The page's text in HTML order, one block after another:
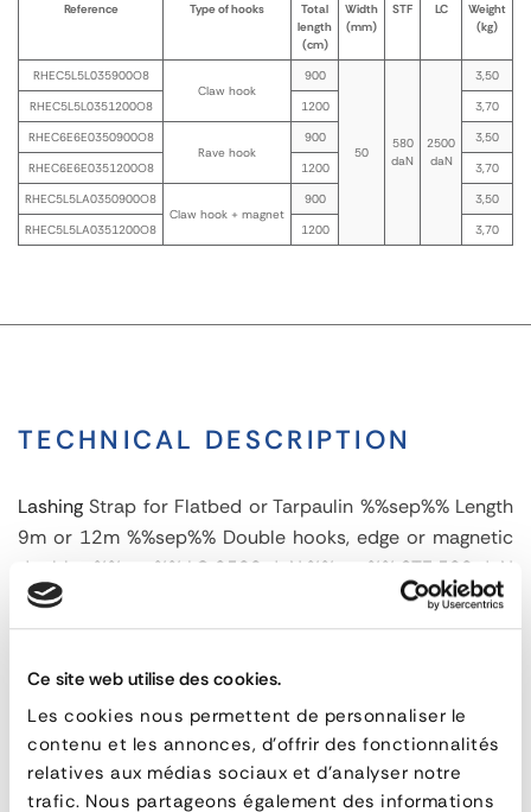
Ce site web utilise des cookies.
Les cookies nous permettent de personnaliser le
contenu et les annonces, d'offrir des fonctionnalités
relatives aux médias sociaux et d'analyser notre
trafic. Nous partageons également des informations
Reference Type of hooks
Total
length
(cm)
Width
(mm)
STF LC
Weight
(kg)
RHEC5L5L035900O8
Claw hook
900
50
580
daN
2500
daN
3,50
RHEC5L5L0351200O8
1200
3,70
RHEC6E6E0350900O8
Rave hook
900
3,50
RHEC6E6E0351200O8
1200
3,70
RHEC5L5LA0350900O8
Claw hook + magnet
900
3,50
RHEC5L5LA0351200O8
1200 3,70
TECHNICAL DESCRIPTION
Lashing Strap for Flatbed or Tarpaulin %%sep%% Length
9m or 12m %%sep%% Double hooks, edge or magnetic
doubles %%sep%% LC 2500 daN %%sep%% STF 580 daN
%%sep%% Width 50 mm
Exterior
Lashing
Strap
RELATED PRODUCTS